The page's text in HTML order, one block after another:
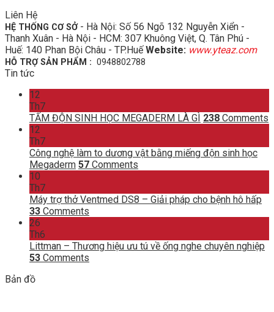
Liên Hệ
HỆ THỐNG CƠ SỞ - Hà Nội: Số 56 Ngõ 132 Nguyễn Xiển -
Thanh Xuân - Hà Nội - HCM: 307 Khuông Việt, Q. Tân Phú -
Huế: 140 Phan Bội Châu - TP.HuếWebsite: www.yteaz.com
HỖ TRỢ SẢN PHẨM : 0948802788
Tin tức
12
Th7
TẤM ĐỘN SINH HỌC MEGADERM LÀ GÌ 238 Comments
12
Th7
Công nghệ làm to dương vật bằng miếng độn sinh học
Megaderm 57 Comments
10
Th7
Máy trợ thở Ventmed DS8 – Giải pháp cho bệnh hô hấp
33 Comments
26
Th6
Littman – Thương hiệu ưu tú về ống nghe chuyên nghiệp
53 Comments
Bản đồ